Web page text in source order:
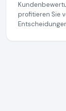
profitieren Sie